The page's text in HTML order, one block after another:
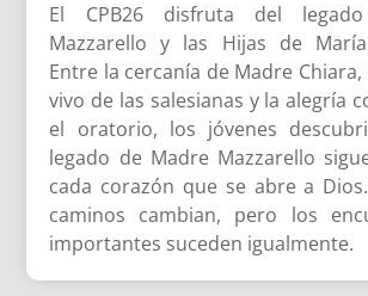
El CPB26 disfruta del
Mazzarello y las Hijas de
Entre la cercanía de Madre
vivo de las salesianas y la alegría
el oratorio, los jóvenes
legado de Madre Mazzarello
cada corazón que se abre a
caminos cambian, pero los
importantes suceden igualmente.